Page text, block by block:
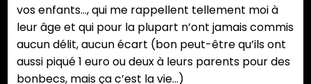
vos enfants…, qui me rappellent tellement moi à
leur âge et qui pour la plupart n’ont jamais commis
aucun délit, aucun écart (bon peut-être qu’ils ont
aussi piqué 1 euro ou deux à leurs parents pour des
bonbecs, mais ça c’est la vie…)